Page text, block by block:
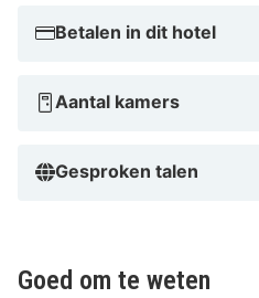
Betalen in dit hotel
Aantal kamers
Gesproken talen
Goed om te weten